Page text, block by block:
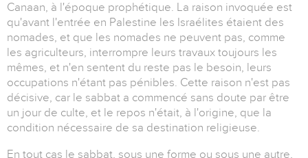
Canaan, à l'époque prophétique. La raison invoquée est
qu'avant l'entrée en Palestine les Israélites étaient des
nomades, et que les nomades ne peuvent pas, comme
les agriculteurs, interrompre leurs travaux toujours les
mêmes, et n'en sentent du reste pas le besoin, leurs
occupations n'étant pas pénibles. Cette raison n'est pas
décisive, car le sabbat a commencé sans doute par être
un jour de culte, et le repos n'était, à l'origine, que la
condition nécessaire de sa destination religieuse.
En tout cas le sabbat, sous une forme ou sous une autre,